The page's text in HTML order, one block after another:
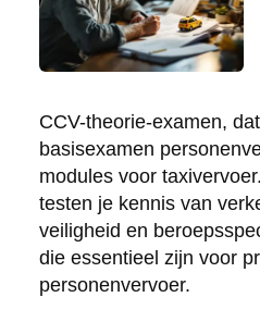
CCV-theorie-examen,
basisexamen
modules voor
testen je kennis van
veiligheid en
die essentieel zijn voor
personenvervoer.